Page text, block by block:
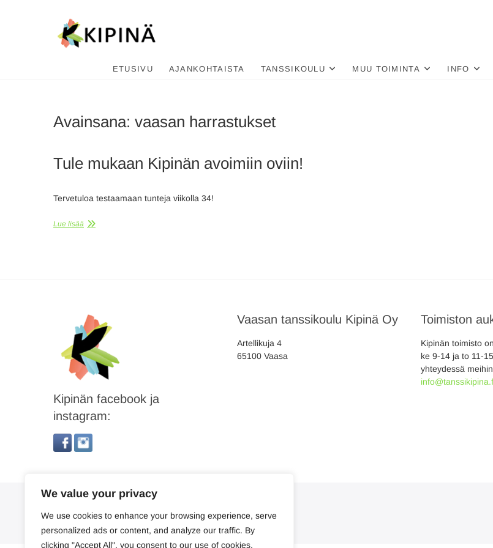
We value your privacy
We use cookies to enhance your browsing experience, serve
personalized ads or content, and analyze our traffic. By
clicking "Accept All", you consent to our use of cookies.
ETUSIVU AJANKOHTAISTA TANSSIKOULU MUU TOIMINTA INFO
Avainsana: vaasan harrastukset
Tule mukaan Kipinän avoimiin oviin!
Tervetuloa testaamaan tunteja viikolla 34!
Lue lisää
Kipinän facebook ja
instagram:
Vaasan tanssikoulu Kipinä Oy
Artellikuja 4
65100 Vaasa
Toimiston
Kipinän toimisto
ke 9-14 ja to 11-
yhteydessä